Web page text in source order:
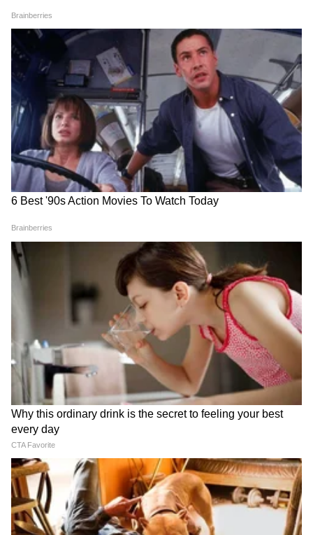
Image Credit :Our Own
फुल्ली डिजिटल स्क्रीन, आता बाईकवरच मिळतील
ब्लूटूथ कनेक्टिव्हिटीसह फुल्ली डिजिटल इन्स्ट्रुमेंट क्लस्टर
दिलं आहे. त्यामुळे प्रवासात तुमच्या फोनवर येणारे कॉल्स,
एसएमएस आणि मिस्ड कॉल अलर्ट्स थेट बाईकच्या
स्क्रीनवर दिसतात. इतकंच नाही, तर फोनची बॅटरी किती
आहे हेही समजतं. सोबतच रिअल-टाइम मायलेज इंडिकेटर
आणि USB टाइप-सी चार्जिंग पोर्टही दिला आहे.
4
5
Image Credit :Our Own